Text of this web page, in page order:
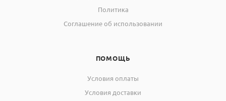
Политика
Соглашение об использовании
ПОМОЩЬ
Условия оплаты
Условия доставки